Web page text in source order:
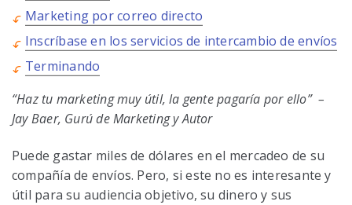
Marketing por correo directo
Inscríbase en los servicios de intercambio de envíos
Terminando
“Haz tu marketing muy útil, la gente pagaría por ello” –
Jay Baer, Gurú de Marketing y Autor
Puede gastar miles de dólares en el mercadeo de su
compañía de envíos. Pero, si este no es interesante y
útil para su audiencia objetivo, su dinero y sus